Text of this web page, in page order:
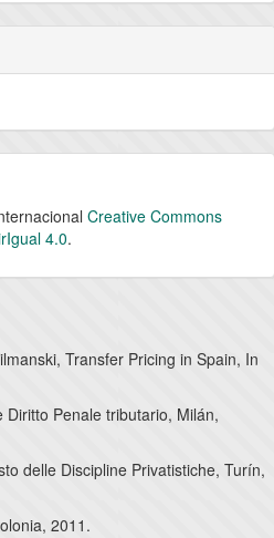
Creative Commons
4.0.
Transfer Pricing in Spain, In
Diritto Penale tributario, Milán,
delle Discipline Privatistiche, Turín,
2011.